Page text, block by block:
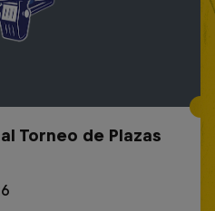
Torneo de Plazas